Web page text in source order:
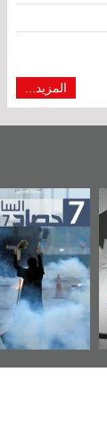
المزيد...
حصاد 2017